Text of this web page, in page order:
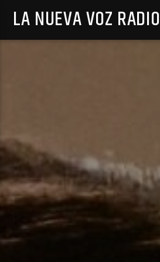
LA NUEVA VOZ RADIO